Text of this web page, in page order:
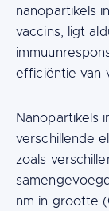
nanopartikels
vaccins, ligt
efficiëntie van
Nanopartikels
verschillende
zoals
nm in grootte